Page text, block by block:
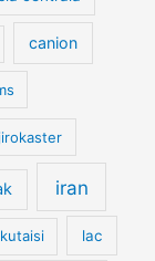
canion
iran
kutaisi lac